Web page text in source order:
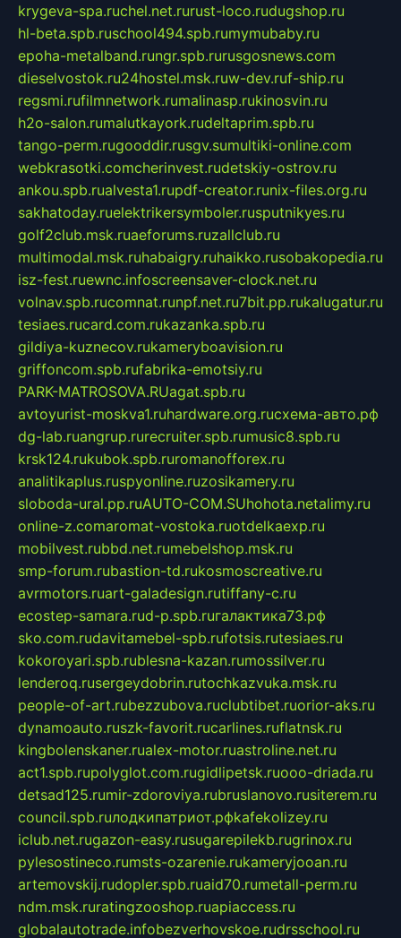
krygeva-spa.ruchel.net.rurust-loco.rudugshop.ru
hl-beta.spb.ruschool494.spb.rumymubaby.ru
epoha-metalband.rungr.spb.rurusgosnews.com
dieselvostok.ru24hostel.msk.ruw-dev.ruf-ship.ru
regsmi.rufilmnetwork.rumalinasp.rukinosvin.ru
h2o-salon.rumalutkayork.rudeltaprim.spb.ru
tango-perm.rugooddir.rusgv.sumultiki-online.com
webkrasotki.comcherinvest.rudetskiy-ostrov.ru
ankou.spb.rualvesta1.rupdf-creator.runix-files.org.ru
sakhatoday.ruelektrikersymboler.rusputnikyes.ru
golf2club.msk.ruaeforums.ruzallclub.ru
multimodal.msk.ruhabaigry.ruhaikko.rusobakopedia.ru
isz-fest.ruewnc.infoscreensaver-clock.net.ru
volnav.spb.rucomnat.runpf.net.ru7bit.pp.rukalugatur.ru
tesiaes.rucard.com.rukazanka.spb.ru
gildiya-kuznecov.rukameryboavision.ru
griffoncom.spb.rufabrika-emotsiy.ru
PARK-MATROSOVA.RUagat.spb.ru
avtoyurist-moskva1.ruhardware.org.ruсхема-авто.рф
dg-lab.ruangrup.rurecruiter.spb.rumusic8.spb.ru
krsk124.rukubok.spb.ruromanofforex.ru
analitikaplus.ruspyonline.ruzosikamery.ru
sloboda-ural.pp.ruAUTO-COM.SUhohota.netalimy.ru
online-z.comaromat-vostoka.ruotdelkaexp.ru
mobilvest.rubbd.net.rumebelshop.msk.ru
smp-forum.rubastion-td.rukosmoscreative.ru
avrmotors.ruart-galadesign.rutiffany-c.ru
ecostep-samara.rud-p.spb.ruгалактика73.рф
sko.com.rudavitamebel-spb.rufotsis.rutesiaes.ru
kokoroyari.spb.rublesna-kazan.rumossilver.ru
lenderoq.rusergeydobrin.rutochkazvuka.msk.ru
people-of-art.rubezzubova.ruclubtibet.ruorior-aks.ru
dynamoauto.ruszk-favorit.rucarlines.ruflatnsk.ru
kingbolenskaner.rualex-motor.ruastroline.net.ru
act1.spb.rupolyglot.com.rugidlipetsk.ruooo-driada.ru
detsad125.rumir-zdoroviya.rubruslanovo.rusiterem.ru
council.spb.ruлодкипатриот.рфkafekolizey.ru
iclub.net.rugazon-easy.rusugarepilekb.rugrinox.ru
pylesostineco.rumsts-ozarenie.rukameryjooan.ru
artemovskij.rudopler.spb.ruaid70.rumetall-perm.ru
ndm.msk.ruratingzooshop.ruapiaccess.ru
globalautotrade.infobezverhovskoe.rudrsschool.ru